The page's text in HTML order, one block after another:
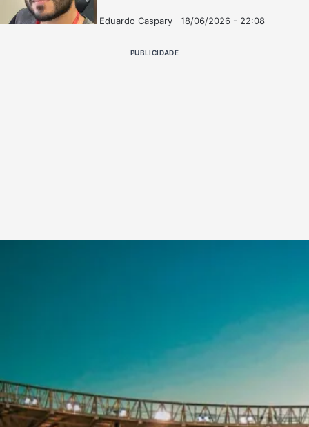
Eduardo Caspary
Xe-
18/06/2026 - 22:08
PUBLICIDADE